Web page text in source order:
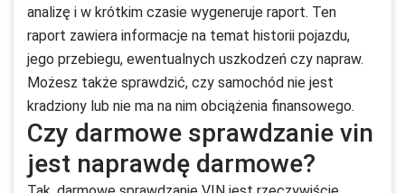
analizę i w krótkim czasie wygeneruje raport. Ten
raport zawiera informacje na temat historii pojazdu,
jego przebiegu, ewentualnych uszkodzeń czy napraw.
Możesz także sprawdzić, czy samochód nie jest
kradziony lub nie ma na nim obciążenia finansowego.
Czy darmowe sprawdzanie vin
jest naprawdę darmowe?